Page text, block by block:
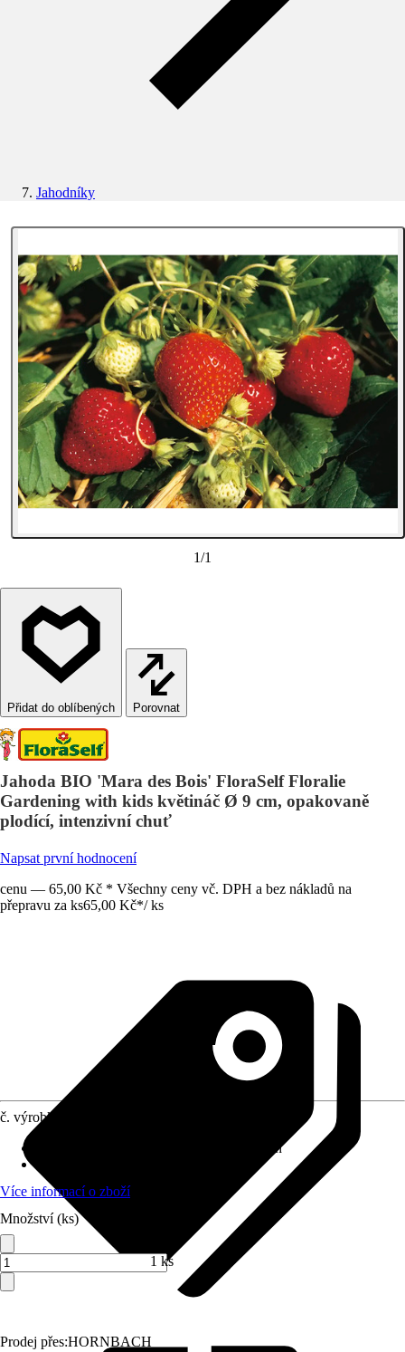
Jahodníky
1/1
Porovnat
Jahoda BIO 'Mara des Bois' FloraSelf Floralie
Gardening with kids květináč Ø 9 cm, opakovaně
plodící, intenzivní chuť
Napsat první hodnocení
cenu — 65,00 Kč * Všechny ceny vč. DPH a bez nákladů na
přepravu za ks65,00 Kč*/ ks
Prodej přes:HORNBACH
č. výrobku
Červenec, Srpen, Září, Říjen
Více informací o zboží
Množství (ks)
1 ks